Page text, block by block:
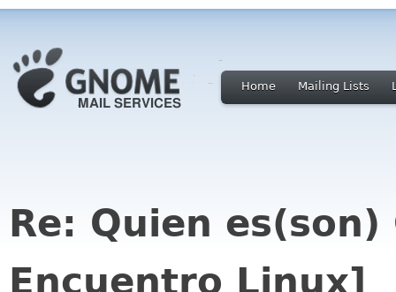
Home Mailing Lists
Re: Quien es(son)
Encuentro Linux]